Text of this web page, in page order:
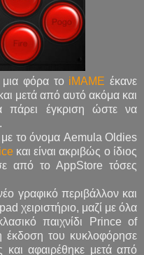
μια φόρα το iMAME έκανε
μετά από αυτό ακόμα και
έγκριση ώστε να
το όνομα Aemula Oldies
και είναι ακριβώς ο ίδιος
από το AppStore τόσες
γραφικό περιβάλλον και
χειριστήριο, μαζί με όλα
παιχνίδι Prince of
έκδοση του κυκλοφόρησε
και αφαιρέθηκε μετά από